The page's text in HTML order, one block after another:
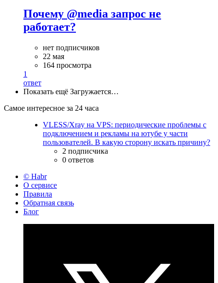
Почему @media запрос не
работает?
нет подписчиков
22 мая
164 просмотра
1
ответ
Показать ещё Загружается…
Самое интересное за 24 часа
VLESS/Xray на VPS: периодические проблемы с
подключением и рекламы на ютубе у части
пользователей. В какую сторону искать причину?
2 подписчика
0 ответов
© Habr
О сервисе
Правила
Обратная связь
Блог